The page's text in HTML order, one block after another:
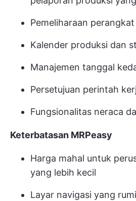
Pemeliharaan
Kalender produksi dan
Manajemen tanggal
Persetujuan perintah
Fungsionalitas neraca
Keterbatasan MRPeasy
Harga mahal untuk
yang lebih kecil
Layar navigasi yang